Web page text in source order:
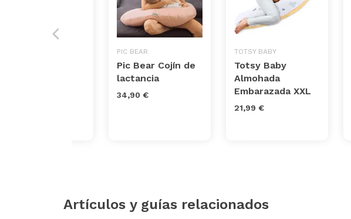
PIC BEAR
Pic Bear Cojín de
lactancia
34,90 €
TOTSY BABY
Totsy Baby
Almohada
Embarazada XXL
21,99 €
Artículos y guías relacionados